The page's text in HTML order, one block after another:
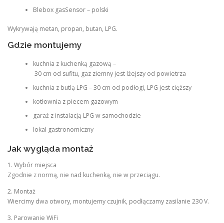
Blebox gasSensor – polski
Wykrywają metan, propan, butan, LPG.
Gdzie montujemy
kuchnia z kuchenką gazową –
30 cm od sufitu, gaz ziemny jest lżejszy od powietrza
kuchnia z butlą LPG – 30 cm od podłogi, LPG jest cięższy
kotłownia z piecem gazowym
garaż z instalacją LPG w samochodzie
lokal gastronomiczny
Jak wygląda montaż
1. Wybór miejsca
Zgodnie z normą, nie nad kuchenką, nie w przeciągu.
2. Montaż
Wiercimy dwa otwory, montujemy czujnik, podłączamy zasilanie 230 V.
3. Parowanie WiFi